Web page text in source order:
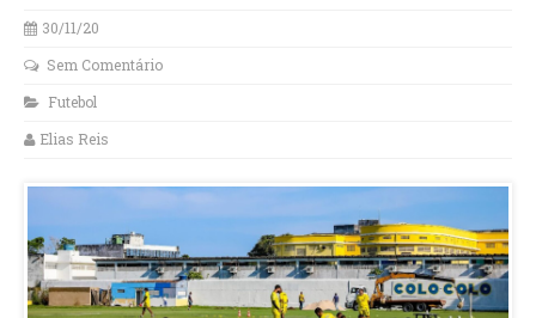
30/11/20
Sem Comentário
Futebol
Elias Reis